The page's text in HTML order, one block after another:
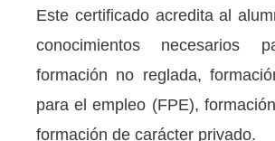
Este certificado acredita al
conocimientos necesarios
formación no reglada,
para el empleo (FPE),
formación de carácter privado.